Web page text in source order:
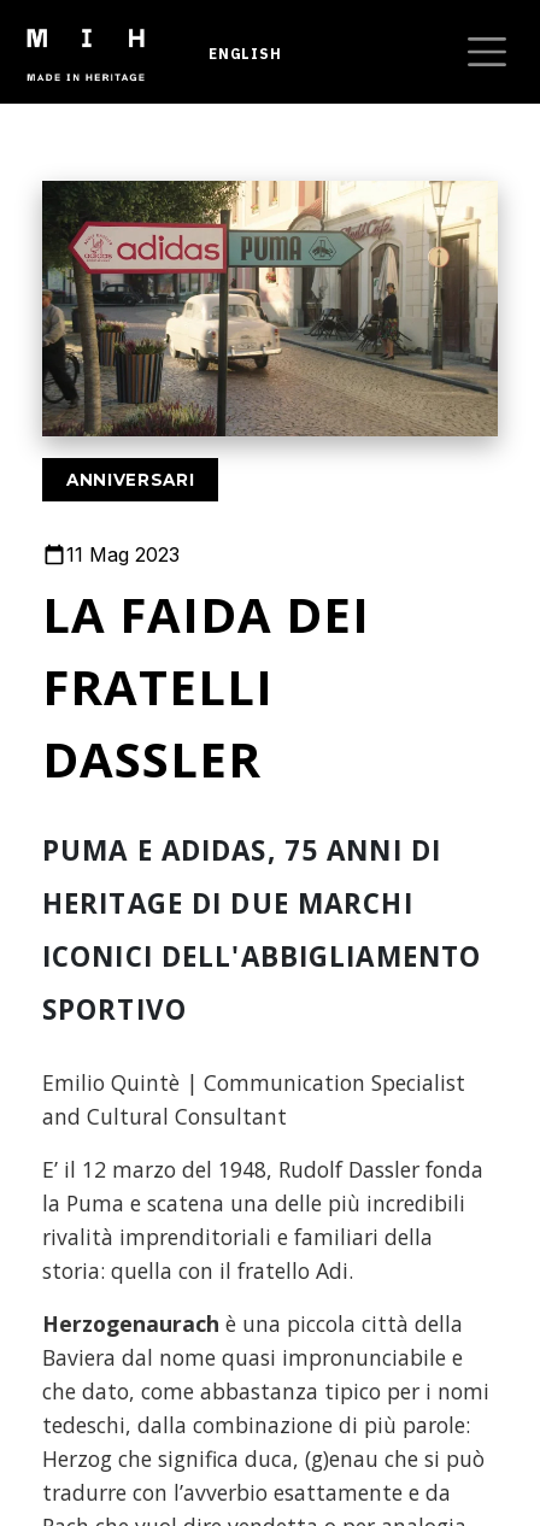
ENGLISH
Briciole di pane
ANNIVERSARI
11 Mag 2023
LA FAIDA DEI
FRATELLI
DASSLER
PUMA E ADIDAS, 75 ANNI DI
HERITAGE DI DUE MARCHI
ICONICI DELL'ABBIGLIAMENTO
SPORTIVO
Emilio Quintè | Communication Specialist
and Cultural Consultant
E’ il 12 marzo del 1948, Rudolf Dassler fonda
la Puma e scatena una delle più incredibili
rivalità imprenditoriali e familiari della
storia: quella con il fratello Adi.
Herzogenaurach è una piccola città della
Baviera dal nome quasi impronunciabile e
che dato, come abbastanza tipico per i nomi
tedeschi, dalla combinazione di più parole:
Herzog che significa duca, (g)enau che si può
tradurre con l’avverbio esattamente e da